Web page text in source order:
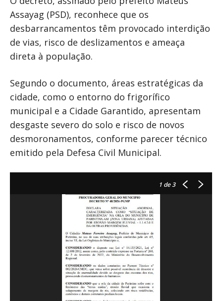
Assayag (PSD), reconhece que os
desbarrancamentos têm provocado interdição
de vias, risco de deslizamentos e ameaça
direta à população.
Segundo o documento, áreas estratégicas da
cidade, como o entorno do frigorífico
municipal e a Cidade Garantido, apresentam
desgaste severo do solo e risco de novos
desmoronamentos, conforme parecer técnico
emitido pela Defesa Civil Municipal.
1 de 3